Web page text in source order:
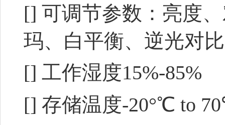
[] 可调节参数：亮度
玛、白平衡、逆光对
[] 工作湿度15%-85%
[] 存储温度-20°℃ to